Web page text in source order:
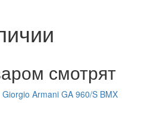
смотрят
Armani GA 960/S BMX